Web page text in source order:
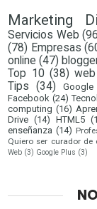
Marketing
Servicios Web
(78) Empresas
online (47)
Top 10 (38)
Tips
(34) Google
Facebook (24)
computing (16)
Drive (14) HTML5
enseñanza (14)
Quiero ser curador de
Web (3) Google Plus (3)